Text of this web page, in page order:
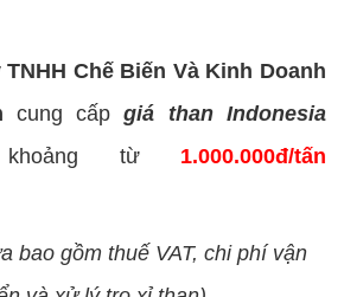
TNHH Chế Biến Và Kinh Doanh
cung cấpgiá than Indonesia
từ 1.000.000đ/tấn
bao gồm thuế VAT, chi phí vận